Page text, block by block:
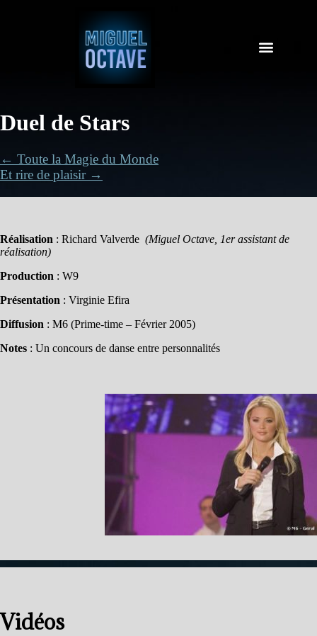
Duel de Stars
← Toute la Magie du Monde
Et rire de plaisir →
Réalisation : Richard Valverde (Miguel Octave, 1er assistant de
réalisation)
Production : W9
Présentation : Virginie Efira
Diffusion : M6 (Prime-time – Février 2005)
Notes : Un concours de danse entre personnalités
Vidéos